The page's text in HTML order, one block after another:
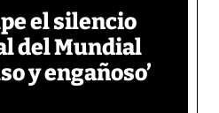
el silencio
del Mundial
y engañoso’